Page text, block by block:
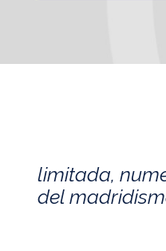
limitada,
del